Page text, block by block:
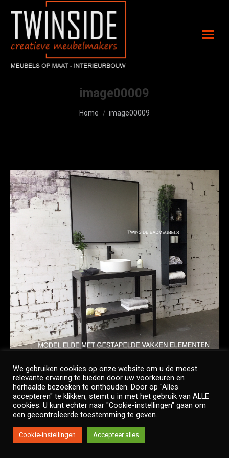
image00009
Je bent hier:
Home image00009
Copyright © Twinside
Footer Menu
We gebruiken cookies op onze website om u de meest
relevante ervaring te bieden door uw voorkeuren en
herhaalde bezoeken te onthouden. Door op "Alles
accepteren" te klikken, stemt u in met het gebruik van ALLE
cookies. U kunt echter naar "Cookie-instellingen" gaan om
een gecontroleerde toestemming te geven.
Cookie-instellingen Accepteer alles